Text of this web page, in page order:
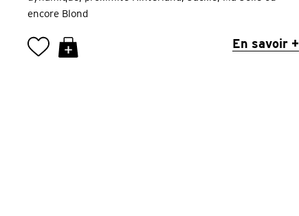
encore Blond
En savoir +